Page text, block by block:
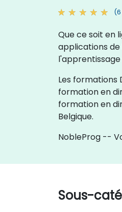
Que ce soit en
applications
Les formations
formation en
formation en
Belgique.
NobleProg --
Sous-